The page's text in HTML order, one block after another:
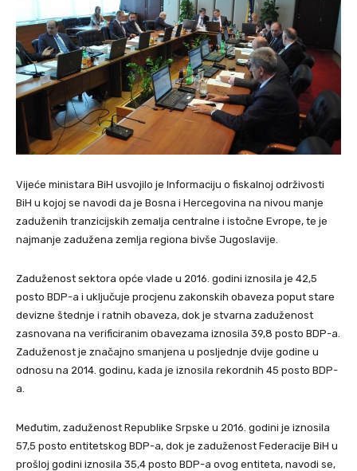
Vijeće ministara BiH usvojilo je Informaciju o fiskalnoj održivosti
BiH u kojoj se navodi da je Bosna i Hercegovina na nivou manje
zaduženih tranzicijskih zemalja centralne i istočne Evrope, te je
najmanje zadužena zemlja regiona bivše Jugoslavije.
Zaduženost sektora opće vlade u 2016. godini iznosila je 42,5
posto BDP-a i uključuje procjenu zakonskih obaveza poput stare
devizne štednje i ratnih obaveza, dok je stvarna zaduženost
zasnovana na verificiranim obavezama iznosila 39,8 posto BDP-a.
Zaduženost je značajno smanjena u posljednje dvije godine u
odnosu na 2014. godinu, kada je iznosila rekordnih 45 posto BDP-
a.
Međutim, zaduženost Republike Srpske u 2016. godini je iznosila
57,5 posto entitetskog BDP-a, dok je zaduženost Federacije BiH u
prošloj godini iznosila 35,4 posto BDP-a ovog entiteta, navodi se,